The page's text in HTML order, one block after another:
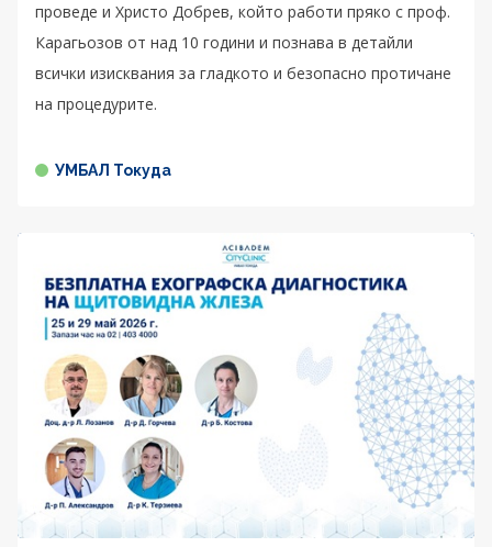
проведе и Христо Добрев, който работи пряко с проф.
Карагьозов от над 10 години и познава в детайли
всички изисквания за гладкото и безопасно протичане
на процедурите.
УМБАЛ Токуда